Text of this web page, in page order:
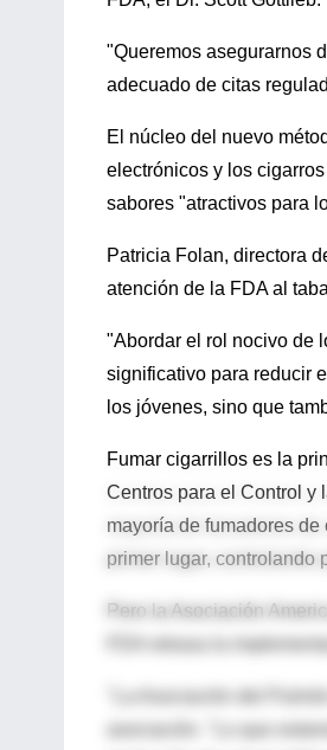
"Queremos asegurarnos
adecuado de citas
El núcleo del nuevo
electrónicos y los
sabores "atractivos para
Patricia Folan, directora
atención de la FDA al
"Abordar el rol nocivo de
significativo para reducir
los jóvenes, sino que
Fumar cigarrillos es la
Centros para el Control y
mayoría de fumadores
primer lugar, controlando
Pero la Asociación
FDA retrasa la
"La Asociación del